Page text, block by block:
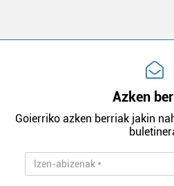
Azken
Goierriko azken berriak jakin